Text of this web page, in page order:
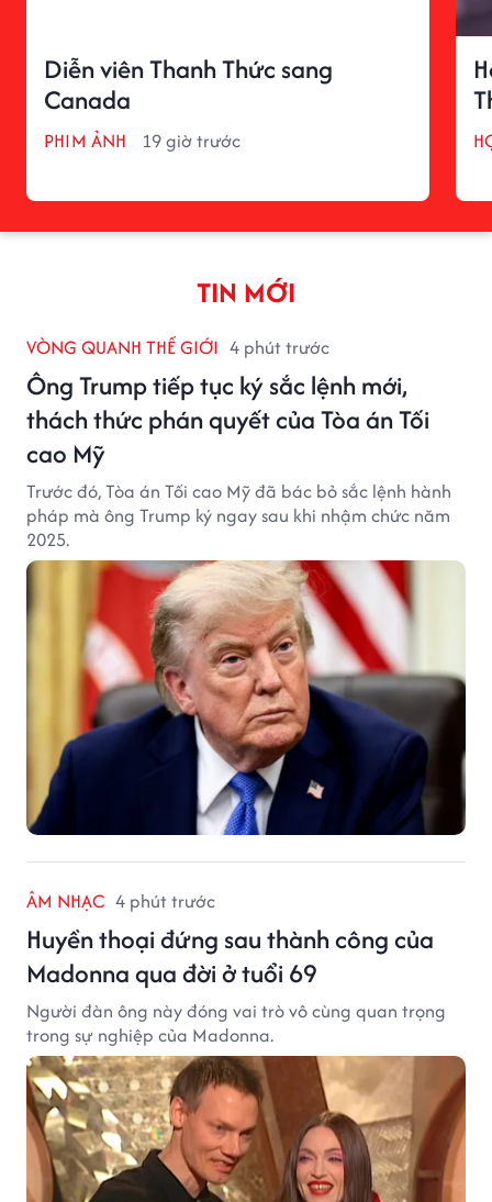
Diễn viên Thanh Thức sang
Canada
PHIM ẢNH 19 giờ trước
TIN MỚI
VÒNG QUANH THẾ GIỚI 4 phút trước
Ông Trump tiếp tục ký sắc lệnh mới,
thách thức phán quyết của Tòa án Tối
cao Mỹ
Trước đó, Tòa án Tối cao Mỹ đã bác bỏ sắc lệnh hành
pháp mà ông Trump ký ngay sau khi nhậm chức năm
2025.
ÂM NHẠC 4 phút trước
Huyền thoại đứng sau thành công của
Madonna qua đời ở tuổi 69
Người đàn ông này đóng vai trò vô cùng quan trọng
trong sự nghiệp của Madonna.